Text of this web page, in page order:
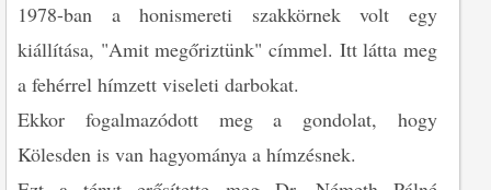
1978-ban a honismereti szakkörnek volt egy
kiállítása, "Amit megőriztünk" címmel. Itt látta meg
a fehérrel hímzett viseleti darbokat.
Ekkor fogalmazódott meg a gondolat, hogy
Kölesden is van hagyománya a hímzésnek.